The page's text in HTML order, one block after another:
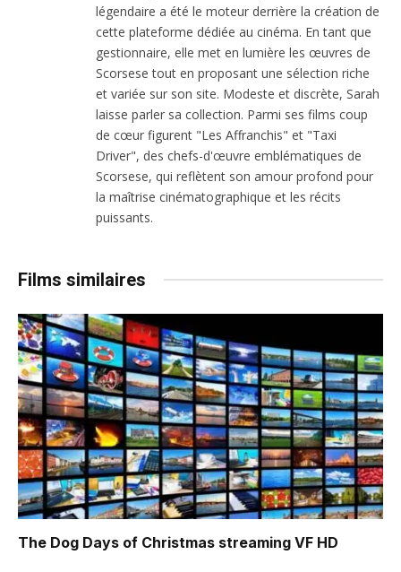
légendaire a été le moteur derrière la création de
cette plateforme dédiée au cinéma. En tant que
gestionnaire, elle met en lumière les œuvres de
Scorsese tout en proposant une sélection riche
et variée sur son site. Modeste et discrète, Sarah
laisse parler sa collection. Parmi ses films coup
de cœur figurent "Les Affranchis" et "Taxi
Driver", des chefs-d'œuvre emblématiques de
Scorsese, qui reflètent son amour profond pour
la maîtrise cinématographique et les récits
puissants.
Films similaires
The Dog Days of Christmas streaming VF HD